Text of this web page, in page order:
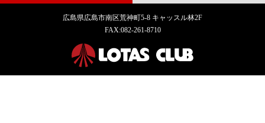
広島県広島市南区荒神町5-8 キャッスル林2F
FAX:082-261-8710